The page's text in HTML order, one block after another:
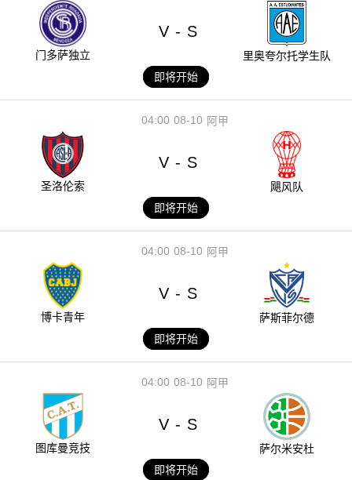
门多萨独立
V - S
里奥夸尔托学生队
即将开始
08-10
04:00 阿甲
圣洛伦索
V - S
飓风队
即将开始
08-10
04:00 阿甲
博卡青年
V - S
萨斯菲尔德
即将开始
08-10
04:00 阿甲
图库曼竞技
V - S
萨尔米安杜
即将开始